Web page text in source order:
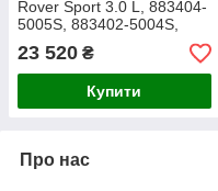
Rover Sport 3.0 L, 883404-
5005S, 883402-5004S,
883404-0005, 883402-
0004, 883404-5, 883402-4
23 520 ₴
Купити
Про нас